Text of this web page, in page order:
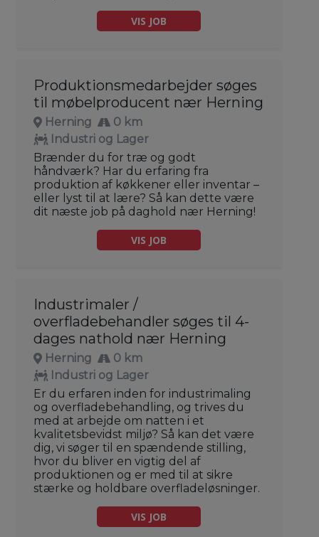
VIS JOB
Produktionsmedarbejder søges
til møbelproducent nær Herning
Herning
0 km
Industri og Lager
Brænder du for træ og godt
håndværk? Har du erfaring fra
produktion af køkkener eller inventar –
eller lyst til at lære? Så kan dette være
dit næste job på daghold nær Herning!
VIS JOB
Industrimaler /
overfladebehandler søges til 4-
dages nathold nær Herning
Herning
0 km
Industri og Lager
Er du erfaren inden for industrimaling
og overfladebehandling, og trives du
med at arbejde om natten i et
kvalitetsbevidst miljø? Så kan det være
dig, vi søger til en spændende stilling,
hvor du bliver en vigtig del af
produktionen og er med til at sikre
stærke og holdbare overfladeløsninger.
VIS JOB